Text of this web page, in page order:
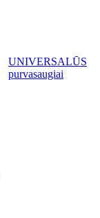
UNIVERSALŪS
purvasaugiai